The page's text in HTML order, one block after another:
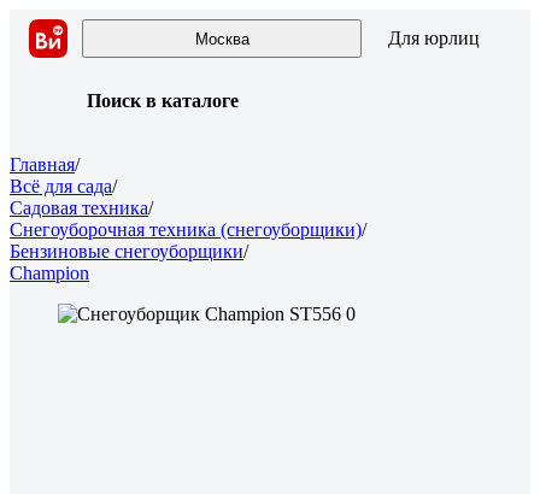
Москва Для юрлиц
Поиск в каталоге
Главная/
Всё для сада/
Садовая техника/
Снегоуборочная техника (снегоуборщики)/
Бензиновые снегоуборщики/
Champion